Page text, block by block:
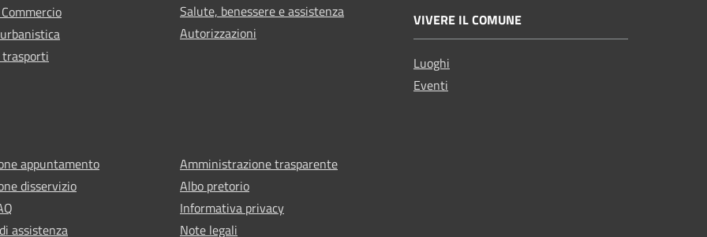
Salute, benessere e assistenza
Autorizzazioni
VIVERE IL COMUNE
Luoghi
Eventi
appuntamento
disservizio
assistenza
Amministrazione trasparente
Albo pretorio
Informativa privacy
Note legali